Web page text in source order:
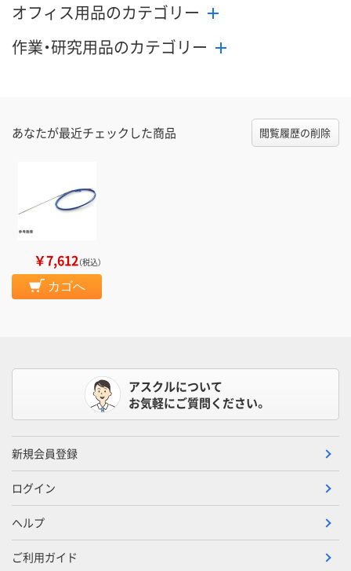
オフィス用品のカテゴリー
作業・研究用品のカテゴリー
あなたが最近チェックした商品 閲覧履歴の削除
￥7,612（税込）
カゴへ
アスクルについて
お気軽にご質問ください。
新規会員登録
ログイン
ヘルプ
ご利用ガイド